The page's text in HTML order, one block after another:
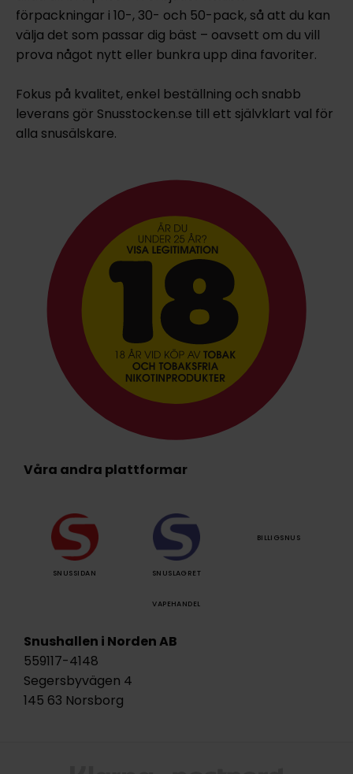
förpackningar i 10-, 30- och 50-pack, så att du kan
välja det som passar dig bäst – oavsett om du vill
prova något nytt eller bunkra upp dina favoriter.
Fokus på kvalitet, enkel beställning och snabb
leverans gör Snusstocken.se till ett självklart val för
alla snusälskare.
Våra andra plattformar
SNUSSIDAN SNUSLAGRET
BILLIGSNUS
VAPEHANDEL
Snushallen i Norden AB
559117-4148
Segersbyvägen 4
145 63 Norsborg